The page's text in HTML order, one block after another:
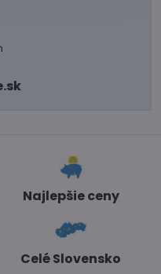
Najlepšie ceny
Celé Slovensko